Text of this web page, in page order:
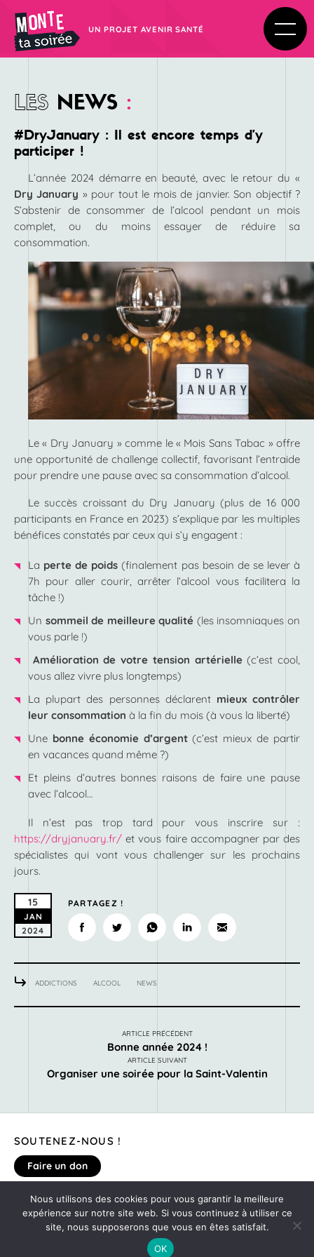
UN PROJET AVENIR SANTÉ
LES NEWS :
#DryJanuary : Il est encore temps d’y
participer !
L’année 2024 démarre en beauté, avec le retour du «
Dry January » pour tout le mois de janvier. Son objectif ?
S’abstenir de consommer de l’alcool pendant un mois
complet, ou du moins essayer de réduire sa
consommation.
Le « Dry January » comme le « Mois Sans Tabac » offre
une opportunité de challenge collectif, favorisant l’entraide
pour prendre une pause avec sa consommation d’alcool.
Le succès croissant du Dry January (plus de 16 000
participants en France en 2023) s’explique par les multiples
bénéfices constatés par ceux qui s’y engagent :
La perte de poids (finalement pas besoin de se lever à
7h pour aller courir, arrêter l’alcool vous facilitera la
tâche !)
Un sommeil de meilleure qualité (les insomniaques on
vous parle !)
Amélioration de votre tension artérielle(c’est cool,
vous allez vivre plus longtemps)
La plupart des personnes déclarentmieux contrôler
leur consommation à la fin du mois (à vous la liberté)
Une bonne économie d’argent(c’est mieux de partir
en vacances quand même ?)
Et pleins d’autres bonnes raisons de faire une pause
avec l’alcool…
Il n’est pas trop tard pour vous inscrire sur :
https://dryjanuary.fr/ et vous faire accompagner par des
spécialistes qui vont vous challenger sur les prochains
jours.
15
JAN
2024
PARTAGEZ !
ADDICTIONS ALCOOL NEWS
ARTICLE PRÉCÉDENT
Bonne année 2024 !
ARTICLE SUIVANT
Organiser une soirée pour la Saint-Valentin
SOUTENEZ-NOUS !
Faire un don
MENTIONS LÉGALES
DONNEZ VOTRE AVIS SUR LE SITE
Nous utilisons des cookies pour vous garantir la meilleure
expérience sur notre site web. Si vous continuez à utiliser ce
site, nous supposerons que vous en êtes satisfait.
OK